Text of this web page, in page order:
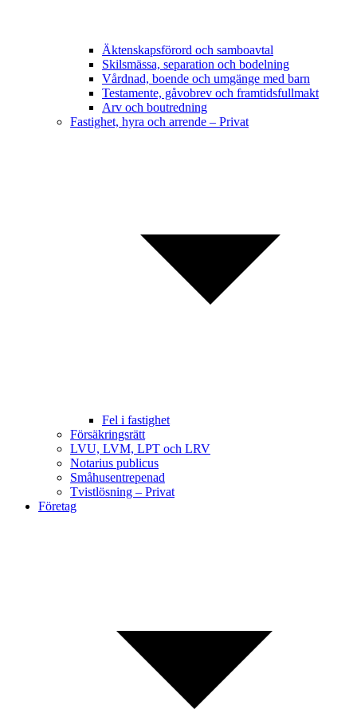
Äktenskapsförord och samboavtal
Skilsmässa, separation och bodelning
Vårdnad, boende och umgänge med barn
Testamente, gåvobrev och framtidsfullmakt
Arv och boutredning
Fastighet, hyra och arrende – Privat
Fel i fastighet
Försäkringsrätt
LVU, LVM, LPT och LRV
Notarius publicus
Småhusentrepenad
Tvistlösning – Privat
Företag